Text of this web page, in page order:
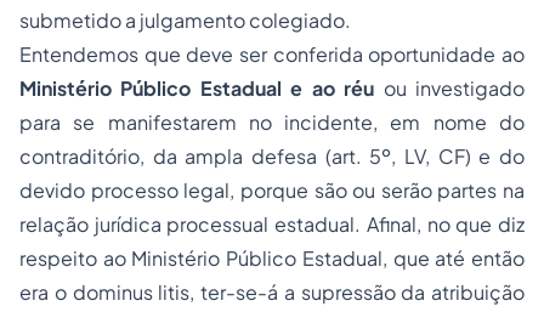
submetido a julgamento colegiado.
Entendemos que deve ser conferida oportunidade ao
Ministério Público Estadual e ao réu ou investigado
para se manifestarem no incidente, em nome do
contraditório, da ampla defesa (art. 5º, LV, CF) e do
devido processo legal, porque são ou serão partes na
relação jurídica processual estadual. Afinal, no que diz
respeito ao Ministério Público Estadual, que até então
era o dominus litis, ter-se-á a supressão da atribuição